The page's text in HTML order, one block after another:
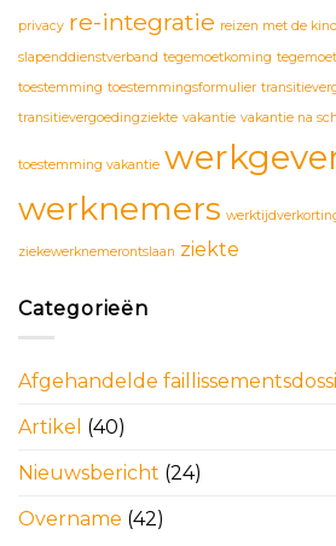
privacy re-integratie reizen met de
slapenddienstverband tegemoetkoming
toestemming toestemmingsformulier
transitievergoedingziekte vakantie vakantie na
toestemming vakantie
werknemers
ziekewerknemerontslaan ziekte
Categorieën
Afgehandelde
Artikel (40)
Nieuwsbericht (24)
Overname (42)